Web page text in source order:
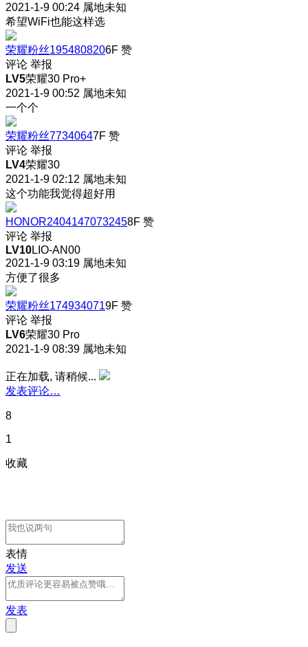
2021-1-9 00:24 属地未知
希望WiFi也能这样选
荣耀粉丝1954808206F 赞
评论 举报
LV5荣耀30 Pro+
2021-1-9 00:52 属地未知
一个个
荣耀粉丝77340647F 赞
评论 举报
LV4荣耀30
2021-1-9 02:12 属地未知
这个功能我觉得超好用
HONOR24041470732458F 赞
评论 举报
LV10LIO-AN00
2021-1-9 03:19 属地未知
方便了很多
荣耀粉丝1749340719F 赞
评论 举报
LV6荣耀30 Pro
2021-1-9 08:39 属地未知
正在加载, 请稍候...
发表评论…
8
1
收藏
表情
发送
发表